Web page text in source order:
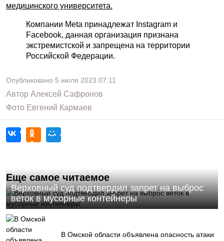
медицинского университета.
Компании Meta принадлежат Instagram и
Facebook, данная организация признана
экстремистской и запрещена на территории
Российской Федерации.
Опубликовано 5 июля 2023 07:11
Автор Алексей Сафронов
Фото Евгений Кармаев
Еще самое читаемое
Верховный суд подтвердил запрет на выброс
веток в мусорные контейнеры
В Омской области объявлена опасность атаки